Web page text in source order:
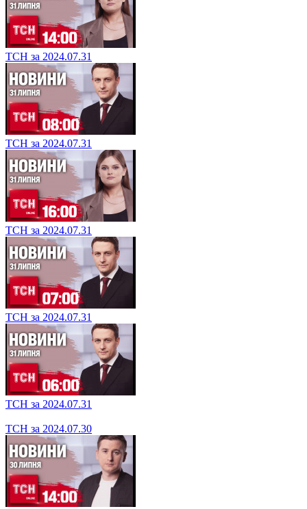
ТСН за 2024.07.31
ТСН за 2024.07.31
ТСН за 2024.07.31
ТСН за 2024.07.31
ТСН за 2024.07.31
ТСН за 2024.07.31